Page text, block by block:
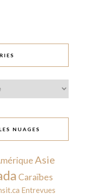
NUAGES
Asie
Caraïbes
Entrevues